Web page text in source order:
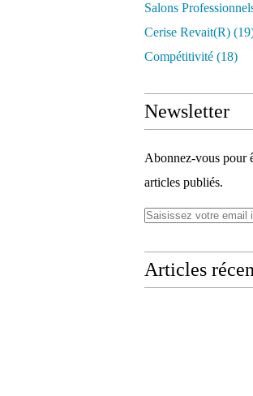
Salons
Cerise Revait(r)
Compétitivité (18)
Newsletter
Abonnez-vous pour
articles publiés.
Articles